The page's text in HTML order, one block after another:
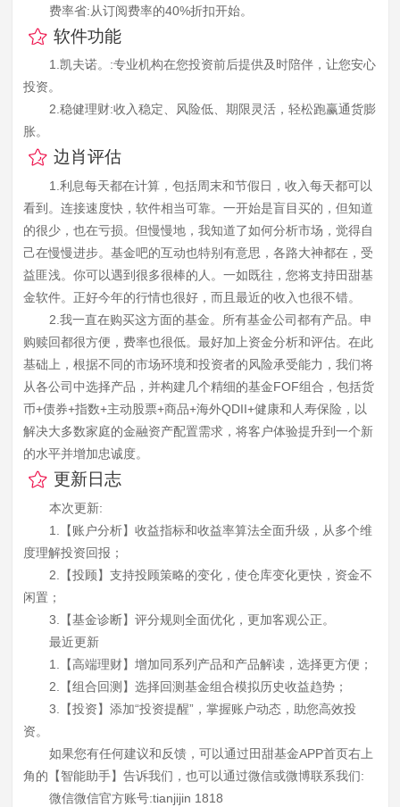
费率省:从订阅费率的40%折扣开始。
软件功能
1.凯夫诺。:专业机构在您投资前后提供及时陪伴，让您安心
投资。
2.稳健理财:收入稳定、风险低、期限灵活，轻松跑赢通货膨
胀。
边肖评估
1.利息每天都在计算，包括周末和节假日，收入每天都可以
看到。连接速度快，软件相当可靠。一开始是盲目买的，但知道
的很少，也在亏损。但慢慢地，我知道了如何分析市场，觉得自
己在慢慢进步。基金吧的互动也特别有意思，各路大神都在，受
益匪浅。你可以遇到很多很棒的人。一如既往，您将支持田甜基
金软件。正好今年的行情也很好，而且最近的收入也很不错。
2.我一直在购买这方面的基金。所有基金公司都有产品。申
购赎回都很方便，费率也很低。最好加上资金分析和评估。在此
基础上，根据不同的市场环境和投资者的风险承受能力，我们将
从各公司中选择产品，并构建几个精细的基金FOF组合，包括货
币+债券+指数+主动股票+商品+海外QDII+健康和人寿保险，以
解决大多数家庭的金融资产配置需求，将客户体验提升到一个新
的水平并增加忠诚度。
更新日志
本次更新:
1.【账户分析】收益指标和收益率算法全面升级，从多个维
度理解投资回报；
2.【投顾】支持投顾策略的变化，使仓库变化更快，资金不
闲置；
3.【基金诊断】评分规则全面优化，更加客观公正。
最近更新
1.【高端理财】增加同系列产品和产品解读，选择更方便；
2.【组合回测】选择回测基金组合模拟历史收益趋势；
3.【投资】添加“投资提醒”，掌握账户动态，助您高效投
资。
如果您有任何建议和反馈，可以通过田甜基金APP首页右上
角的【智能助手】告诉我们，也可以通过微信或微博联系我们:
微信微信官方账号:tianjijin 1818